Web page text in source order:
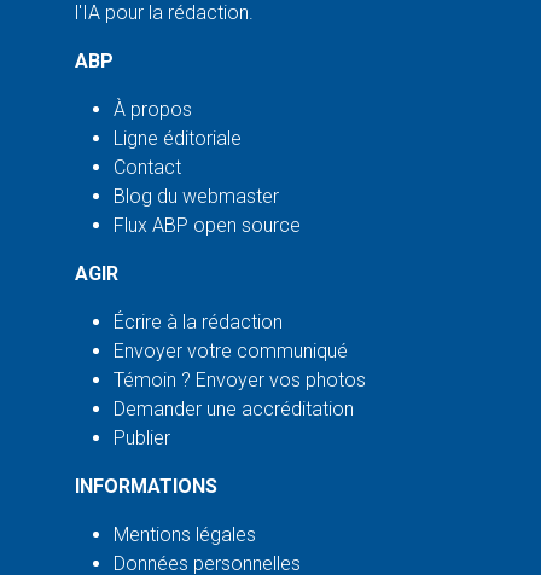
l'IA pour la rédaction.
ABP
À propos
Ligne éditoriale
Contact
Blog du webmaster
Flux ABP open source
AGIR
Écrire à la rédaction
Envoyer votre communiqué
Témoin ? Envoyer vos photos
Demander une accréditation
Publier
INFORMATIONS
Mentions légales
Données personnelles